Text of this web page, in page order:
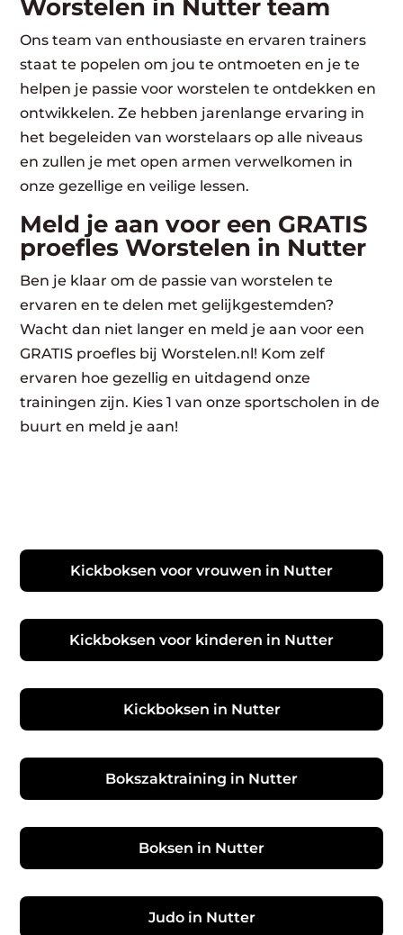
Worstelen in Nutter team
Ons team van enthousiaste en ervaren trainers
staat te popelen om jou te ontmoeten en je te
helpen je passie voor worstelen te ontdekken en
ontwikkelen. Ze hebben jarenlange ervaring in
het begeleiden van worstelaars op alle niveaus
en zullen je met open armen verwelkomen in
onze gezellige en veilige lessen.
Meld je aan voor een GRATIS
proefles Worstelen in Nutter
Ben je klaar om de passie van worstelen te
ervaren en te delen met gelijkgestemden?
Wacht dan niet langer en meld je aan voor een
GRATIS proefles bij Worstelen.nl! Kom zelf
ervaren hoe gezellig en uitdagend onze
trainingen zijn. Kies 1 van onze sportscholen in de
buurt en meld je aan!
Kickboksen voor vrouwen in Nutter
Kickboksen voor kinderen in Nutter
Kickboksen in Nutter
Bokszaktraining in Nutter
Boksen in Nutter
Judo in Nutter